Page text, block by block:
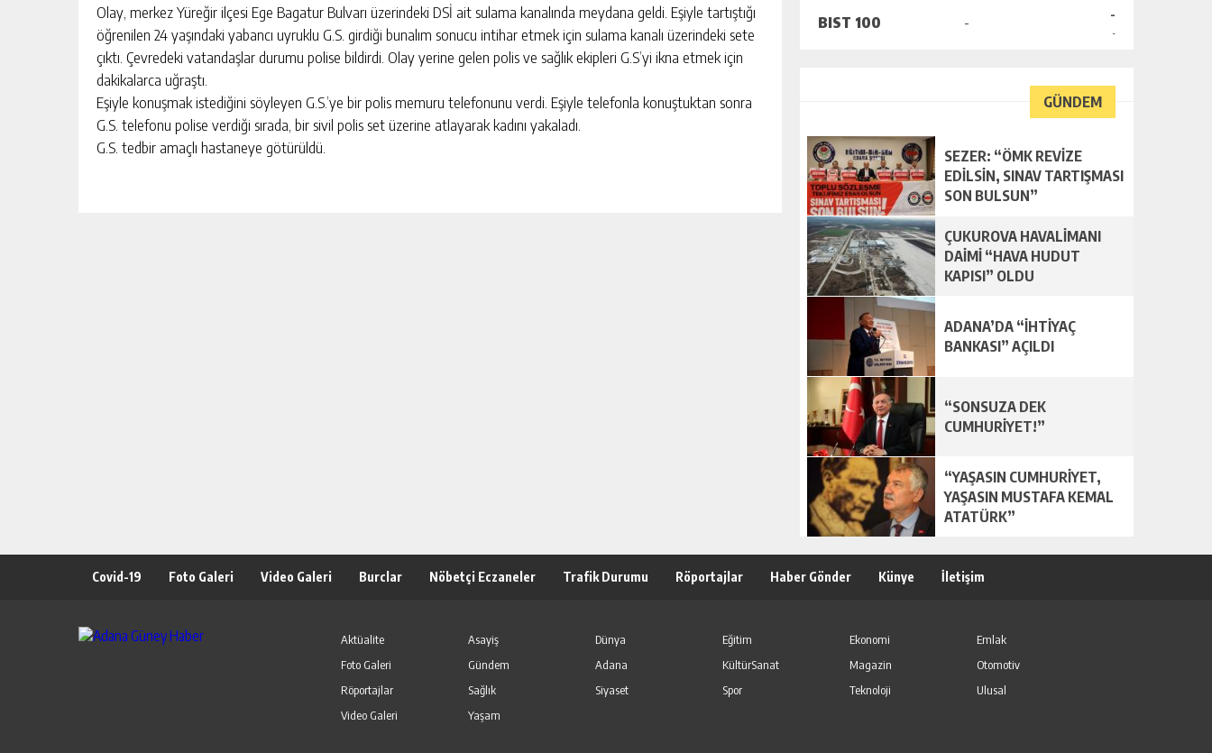
Olay, merkez Yüreğir ilçesi Ege Bagatur Bulvarı üzerindeki DSİ ait sulama kanalında meydana geldi. Eşiyle tartıştığı
öğrenilen 24 yaşındaki yabancı uyruklu G.S. girdiği bunalım sonucu intihar etmek için sulama kanalı üzerindeki sete
çıktı. Çevredeki vatandaşlar durumu polise bildirdi. Olay yerine gelen polis ve sağlık ekipleri G.S’yi ikna etmek için
dakikalarca uğraştı.
Eşiyle konuşmak istediğini söyleyen G.S.’ye bir polis memuru telefonunu verdi. Eşiyle telefonla konuştuktan sonra
G.S. telefonu polise verdiği sırada, bir sivil polis set üzerine atlayarak kadını yakaladı.
G.S. tedbir amaçlı hastaneye götürüldü.
BIST 100 - -
-
GÜNDEM
SEZER: “ÖMK REVİZE
EDİLSİN, SINAV TARTIŞMASI
SON BULSUN”
ÇUKUROVA HAVALİMANI
DAİMİ “HAVA HUDUT
KAPISI” OLDU
ADANA’DA “İHTİYAÇ
BANKASI” AÇILDI
“SONSUZA DEK
CUMHURİYET!”
“YAŞASIN CUMHURİYET,
YAŞASIN MUSTAFA KEMAL
ATATÜRK”
Covid-19 Foto Galeri Video Galeri Burclar Nöbetçi Eczaneler Trafik Durumu Röportajlar Haber Gönder Künye İletişim
Aktüalite Asayiş Dünya Eğitim Ekonomi
Emlak
Foto Galeri
Gündem Adana KültürSanat Magazin
Otomotiv
Röportajlar
Sağlık Siyaset Spor Teknoloji
Ulusal
Video Galeri
Yaşam